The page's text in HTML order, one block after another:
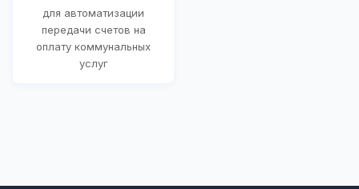
для автоматизации
передачи счетов на
оплату коммунальных
услуг